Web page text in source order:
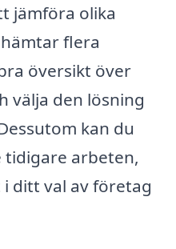
jämföra olika
flera
översikt över
välja den lösning
kan du
tidigare arbeten,
ditt val av företag